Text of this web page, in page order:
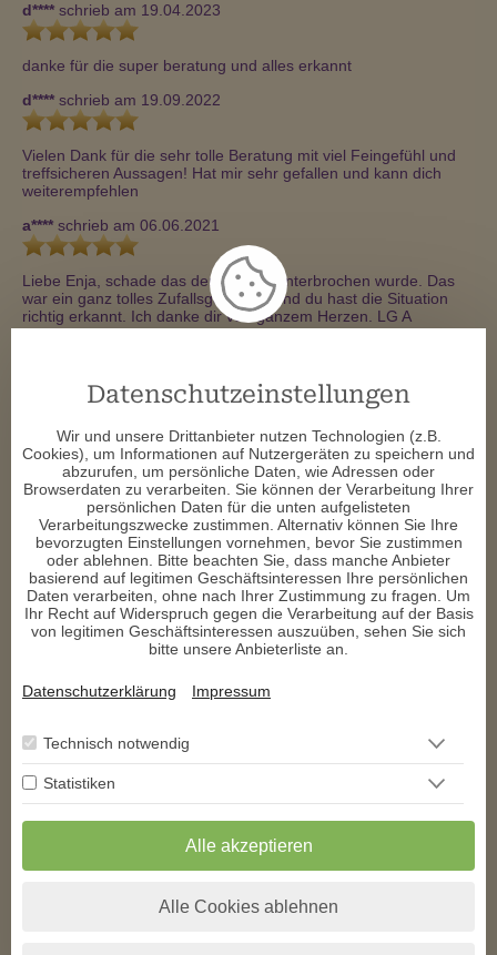
d**** schrieb am 19.04.2023
danke für die super beratung und alles erkannt
d**** schrieb am 19.09.2022
Vielen Dank für die sehr tolle Beratung mit viel Feingefühl und
treffsicheren Aussagen! Hat mir sehr gefallen und kann dich
weiterempfehlen
a**** schrieb am 06.06.2021
Liebe Enja, schade das der Kontakt unterbrochen wurde. Das
war ein ganz tolles Zufallsgespräch und du hast die Situation
richtig erkannt. Ich danke dir von ganzem Herzen. LG A
Ein wahrer Engel des Universums. Danke für die immer tollen
d****schrieb am 02.03.2021
Jedes Gespräch mit dir ist wie ein Geschenk ❤ ️
c****schrieb am 06.02.2021
Danke für das tolle Gespräch
Vieles sehr gut erkannt
schrieb am 21.12.2020
1 2 3 4 5 6 > >>
AstroGroup-Portalen
* Alle angegebenen Preise verstehen sich inkl. der jeweils gültigen Umsatzsteuer
Festnetz*
Mobilfunk*
Datenschutzeinstellungen
Wir und unsere Drittanbieter nutzen Technologien (z.B.
Cookies), um Informationen auf Nutzergeräten zu speichern und
abzurufen, um persönliche Daten, wie Adressen oder
Browserdaten zu verarbeiten. Sie können der Verarbeitung Ihrer
persönlichen Daten für die unten aufgelisteten
Verarbeitungszwecke zustimmen. Alternativ können Sie Ihre
bevorzugten Einstellungen vornehmen, bevor Sie zustimmen
oder ablehnen. Bitte beachten Sie, dass manche Anbieter
basierend auf legitimen Geschäftsinteressen Ihre persönlichen
Daten verarbeiten, ohne nach Ihrer Zustimmung zu fragen. Um
Ihr Recht auf Widerspruch gegen die Verarbeitung auf der Basis
von legitimen Geschäftsinteressen auszuüben, sehen Sie sich
bitte unsere Anbieterliste an.
Datenschutzerklärung Impressum
Technisch notwendig
Statistiken
Alle akzeptieren
Alle Cookies ablehnen